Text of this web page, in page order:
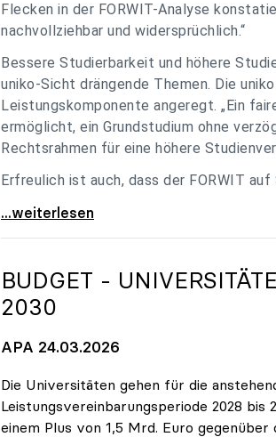
Flecken in der FORWIT-Analyse
nachvollziehbar und widersprüchlich.“
Bessere Studierbarkeit und höhere
uniko-Sicht drängende Themen. Die
Leistungskomponente angeregt. „Ein
ermöglicht, ein Grundstudium ohne
Rechtsrahmen für eine höhere
Erfreulich ist auch, dass der FORWIT
uniko zu FORWIT-Analyse: Wichtige
...weiterlesen
BUDGET -
2030
APA 24.03.2026
Die Universitäten gehen für die
Leistungsvereinbarungsperiode 2028
einem Plus von 1,5 Mrd. Euro